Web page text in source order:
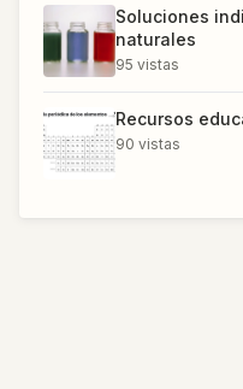
Soluciones
naturales
95 vistas
Recursos
90 vistas